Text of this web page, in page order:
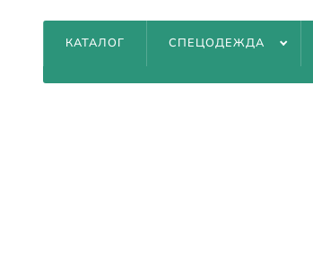
КАТАЛОГ СПЕЦОДЕЖДА